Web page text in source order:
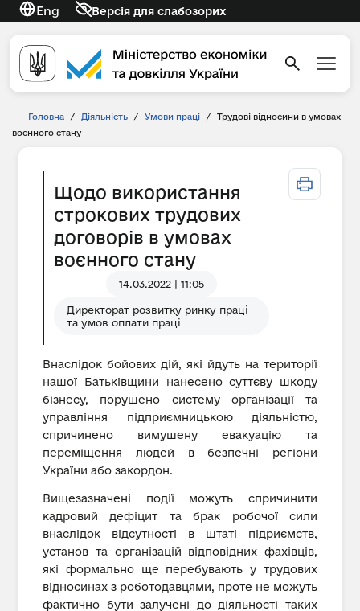
Eng Версія для слабозорих
Головна / Діяльність / Умови праці /
Трудові відносини в умовах
воєнного стану
Щодо використання
строкових трудових
договорів в умовах
воєнного стану
14.03.2022 | 11:05
Директорат розвитку ринку праці
та умов оплати праці
Внаслідок бойових дій, які йдуть на території
нашої Батьківщини нанесено суттєву шкоду
бізнесу, порушено систему організації та
управління підприємницькою діяльністю,
спричинено вимушену евакуацію та
переміщення людей в безпечні регіони
України або закордон.
Вищезазначені події можуть спричинити
кадровий дефіцит та брак робочої сили
внаслідок відсутності в штаті підриємств,
установ та організацій відповідних фахівців,
які формально ще перебувають у трудових
відносинах з роботодавцями, проте не можуть
фактично бути залучені до діяльності таких